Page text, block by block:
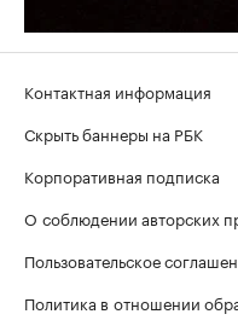
Контактная информация
Скрыть баннеры на РБК
Корпоративная подписка
О соблюдении авторских
Пользовательское
Политика в отношении